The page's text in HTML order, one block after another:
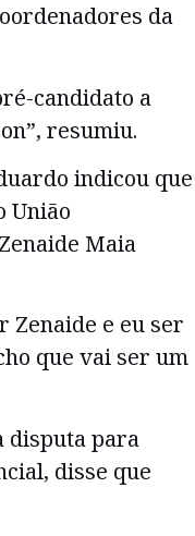
da
candidato a
resumiu.
indicou que
União
Maia
Zenaide e eu ser
que vai ser um
disputa para
disse que